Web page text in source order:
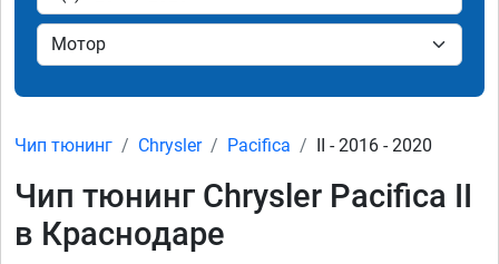
Чип тюнинг Chrysler Pacifica II - 2016 - 2020
Чип тюнинг Chrysler Pacifica II
в Краснодаре